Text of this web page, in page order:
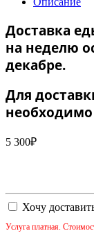
Доставка
на неделю
декабре.
Для
необходимо
5 300₽
Хочу
Услуга платная.